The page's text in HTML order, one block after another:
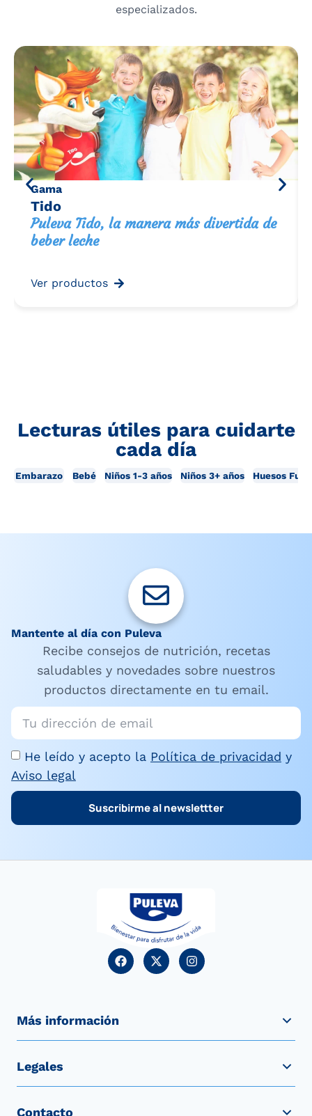
especializados.
Gama
Tido
Puleva Tido, la manera más divertida de
beber leche
Ver productos
Lecturas útiles para cuidarte
cada día
Embarazo Bebé Niños 1-3 años Niños 3+ años Huesos
Mantente al día con Puleva
Recibe consejos de nutrición, recetas
saludables y novedades sobre nuestros
productos directamente en tu email.
He leído y acepto la Política de privacidad y
Aviso legal
Suscribirme al newslettter
Más información
Legales
Contacto